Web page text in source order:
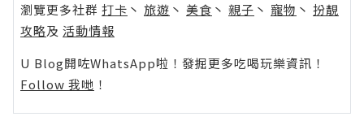
瀏覽更多社群 打卡 丶 旅遊 丶 美食 丶 親子 丶 寵物 丶 扮靚
攻略及 活動情報
U Blog開咗WhatsApp啦！發掘更多吃喝玩樂資訊！
Follow 我哋 ！